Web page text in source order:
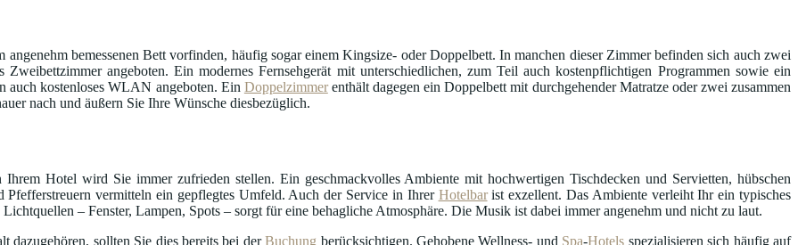
bemessenen Bett vorfinden, häufig sogar einem Kingsize- oder Doppelbett. In manchen dieser Zimmer befinden sich auch zwei
angeboten. Ein modernes Fernsehgerät mit unterschiedlichen, zum Teil auch kostenpflichtigen Programmen sowie ein
auch kostenloses WLAN angeboten. Ein Doppelzimmerenthält dagegen ein Doppelbett mit durchgehender Matratze oder zwei zusammen
nach und äußern Sie Ihre Wünsche diesbezüglich.
Ihrem Hotel wird Sie immer zufrieden stellen. Ein geschmackvolles Ambiente mit hochwertigen Tischdecken und Servietten, hübschen
Pfefferstreuern vermitteln ein gepflegtes Umfeld. Auch der Service in Ihrer Hotelbarist exzellent. Das Ambiente verleiht Ihr ein typisches
– Fenster, Lampen, Spots – sorgt für eine behagliche Atmosphäre. Die Musik ist dabei immer angenehm und nicht zu laut.
dazugehören, sollten Sie dies bereits bei derBuchung berücksichtigen. Gehobene Wellness- und Spa-Hotels spezialisieren sich häufig auf